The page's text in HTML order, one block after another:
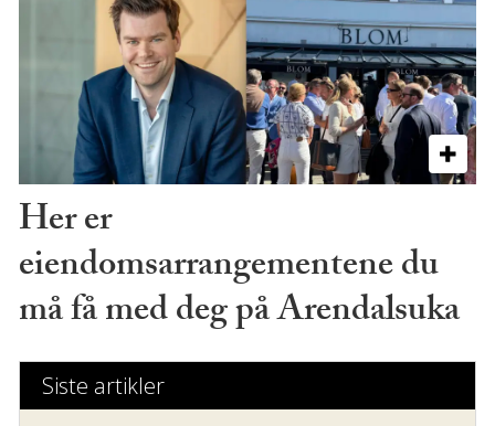
Her er
eiendomsarrangementene du
må få med deg på Arendalsuka
Siste artikler